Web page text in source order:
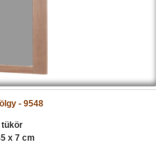
- 9548
x 7 cm